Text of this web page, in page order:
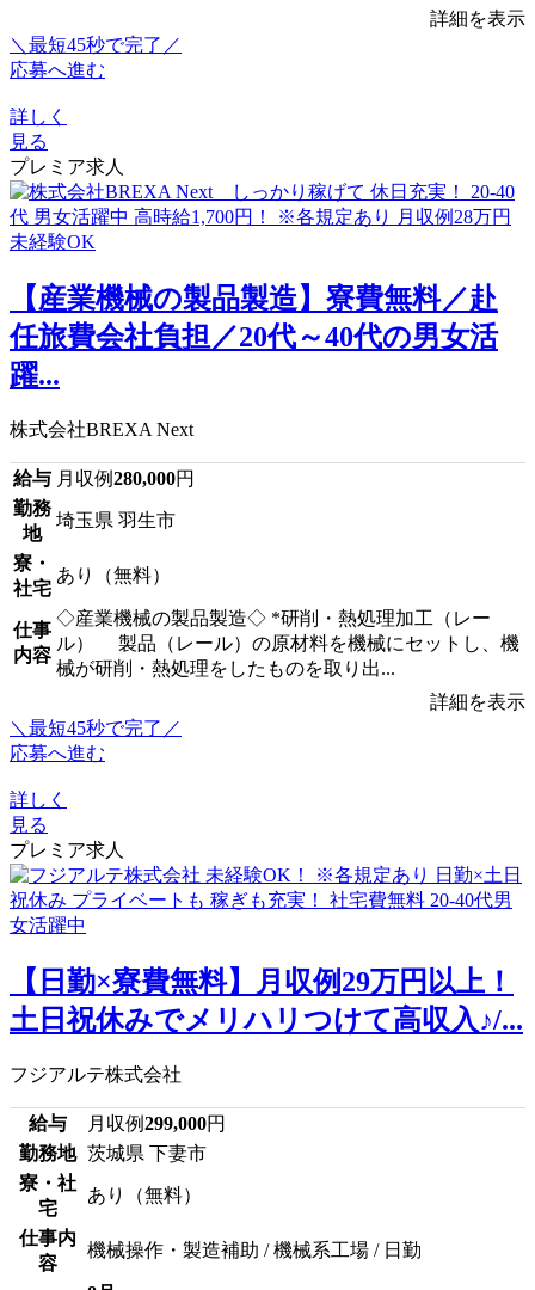
詳細を表示
＼最短45秒で完了／
応募へ進む
詳しく
見る
プレミア求人
【産業機械の製品製造】寮費無料／赴
任旅費会社負担／20代～40代の男女活
躍...
株式会社BREXA Next
給与 月収例280,000円
勤務
地
埼玉県 羽生市
寮・
社宅
あり（無料）
仕事
内容
◇産業機械の製品製造◇ *研削・熱処理加工（レー
ル） 製品（レール）の原材料を機械にセットし、機
械が研削・熱処理をしたものを取り出...
詳細を表示
＼最短45秒で完了／
応募へ進む
詳しく
見る
プレミア求人
【日勤×寮費無料】月収例29万円以上！
土日祝休みでメリハリつけて高収入♪/...
フジアルテ株式会社
給与 月収例299,000円
勤務地 茨城県 下妻市
寮・社
宅
あり（無料）
仕事内
容
機械操作・製造補助 / 機械系工場 / 日勤